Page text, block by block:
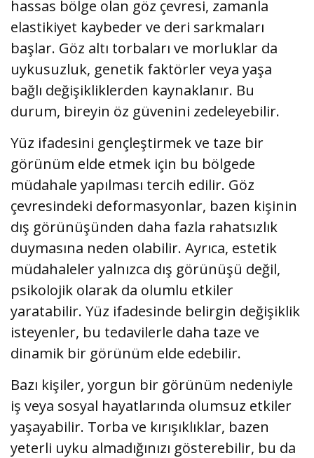
hassas bölge olan göz çevresi, zamanla
elastikiyet kaybeder ve deri sarkmaları
başlar. Göz altı torbaları ve morluklar da
uykusuzluk, genetik faktörler veya yaşa
bağlı değişikliklerden kaynaklanır. Bu
durum, bireyin öz güvenini zedeleyebilir.
Yüz ifadesini gençleştirmek ve taze bir
görünüm elde etmek için bu bölgede
müdahale yapılması tercih edilir. Göz
çevresindeki deformasyonlar, bazen kişinin
dış görünüşünden daha fazla rahatsızlık
duymasına neden olabilir. Ayrıca, estetik
müdahaleler yalnızca dış görünüşü değil,
psikolojik olarak da olumlu etkiler
yaratabilir. Yüz ifadesinde belirgin değişiklik
isteyenler, bu tedavilerle daha taze ve
dinamik bir görünüm elde edebilir.
Bazı kişiler, yorgun bir görünüm nedeniyle
iş veya sosyal hayatlarında olumsuz etkiler
yaşayabilir. Torba ve kırışıklıklar, bazen
yeterli uyku almadığınızı gösterebilir, bu da